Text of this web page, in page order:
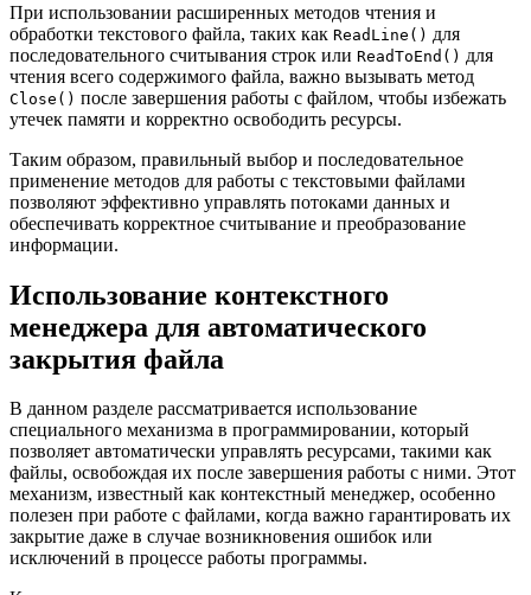
При использовании расширенных методов чтения и
обработки текстового файла, таких как ReadLine() для
последовательного считывания строк или ReadToEnd() для
чтения всего содержимого файла, важно вызывать метод
Close() после завершения работы с файлом, чтобы избежать
утечек памяти и корректно освободить ресурсы.
Таким образом, правильный выбор и последовательное
применение методов для работы с текстовыми файлами
позволяют эффективно управлять потоками данных и
обеспечивать корректное считывание и преобразование
информации.
Использование контекстного
менеджера для автоматического
закрытия файла
В данном разделе рассматривается использование
специального механизма в программировании, который
позволяет автоматически управлять ресурсами, такими как
файлы, освобождая их после завершения работы с ними. Этот
механизм, известный как контекстный менеджер, особенно
полезен при работе с файлами, когда важно гарантировать их
закрытие даже в случае возникновения ошибок или
исключений в процессе работы программы.